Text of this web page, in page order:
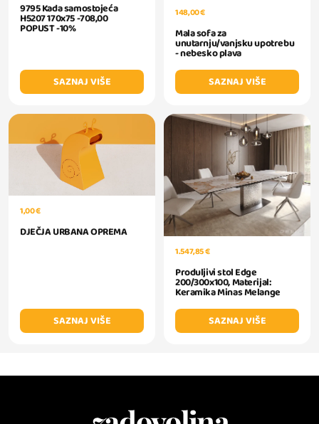
9795 Kada samostojeća
H5207 170x75 -708,00
POPUST -10%
SAZNAJ VIŠE
148,00 €
Mala sofa za
unutarnju/vanjsku upotrebu
- nebesko plava
SAZNAJ VIŠE
1,00 €
DJEČJA URBANA OPREMA
SAZNAJ VIŠE
1.547,85 €
Produljivi stol Edge
200/300x100, Materijal:
Keramika Minas Melange
SAZNAJ VIŠE